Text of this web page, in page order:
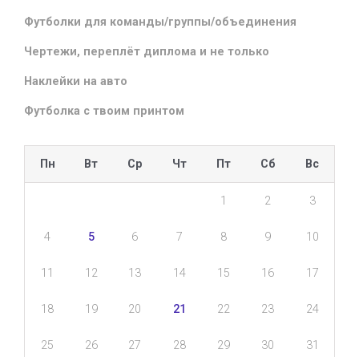
Футболки для команды/группы/объединения
Чертежи, переплёт диплома и не только
Наклейки на авто
Футболка с твоим принтом
Пн Вт Ср Чт Пт Сб Вс
1 2 3
4 5 6 7 8 9 10
11 12 13 14 15 16 17
18 19 20 21 22 23 24
25 26 27 28 29 30 31